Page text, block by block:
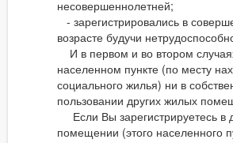
несовершеннолетней;
- зарегистрировались в
возрасте будучи
И в первом и во втором
населенном пункте (по месту
социального жилья) ни в
пользовании других жилых
Если Вы зарегистрируетесь в
помещении (этого населенного